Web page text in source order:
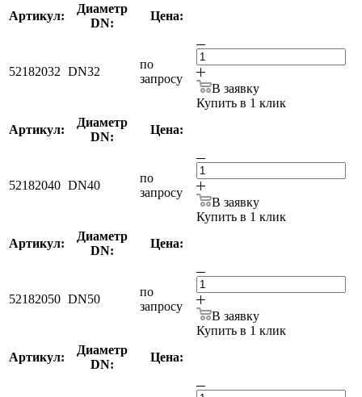
Артикул:
Диаметр
DN:
Цена:
52182032 DN32
по
запросу
В заявку
Купить в 1 клик
Артикул:
Диаметр
DN:
Цена:
52182040 DN40
по
запросу
В заявку
Купить в 1 клик
Артикул:
Диаметр
DN:
Цена:
52182050 DN50
по
запросу
В заявку
Купить в 1 клик
Артикул:
Диаметр
DN:
Цена: